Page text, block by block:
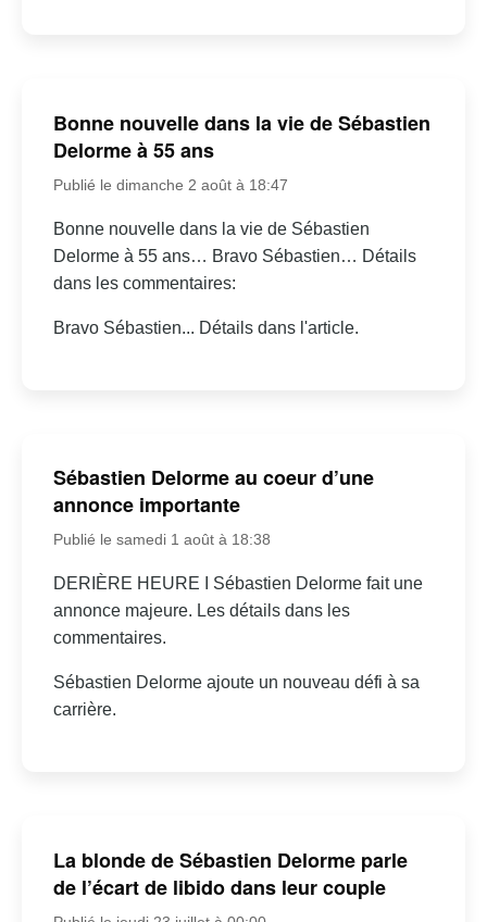
Bonne nouvelle dans la vie de Sébastien
Delorme à 55 ans
Publié le dimanche 2 août à 18:47
Bonne nouvelle dans la vie de Sébastien
Delorme à 55 ans… Bravo Sébastien… Détails
dans les commentaires:
Bravo Sébastien... Détails dans l'article.
Sébastien Delorme au coeur d’une
annonce importante
Publié le samedi 1 août à 18:38
DERIÈRE HEURE I Sébastien Delorme fait une
annonce majeure. Les détails dans les
commentaires.
Sébastien Delorme ajoute un nouveau défi à sa
carrière.
La blonde de Sébastien Delorme parle
de l’écart de libido dans leur couple